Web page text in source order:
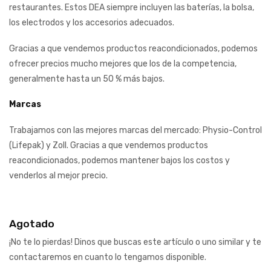
restaurantes. Estos DEA siempre incluyen las baterías, la bolsa,
los electrodos y los accesorios adecuados.
Gracias a que vendemos productos reacondicionados, podemos
ofrecer precios mucho mejores que los de la competencia,
generalmente hasta un 50 % más bajos.
Marcas
Trabajamos con las mejores marcas del mercado: Physio-Control
(Lifepak) y Zoll. Gracias a que vendemos productos
reacondicionados, podemos mantener bajos los costos y
venderlos al mejor precio.
Agotado
¡No te lo pierdas! Dinos que buscas este artículo o uno similar y te
contactaremos en cuanto lo tengamos disponible.